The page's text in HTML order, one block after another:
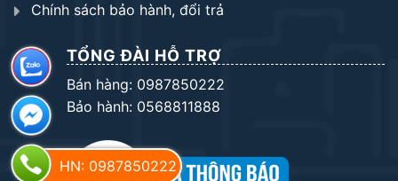
Chính sách bảo hành, đổi trả
TỔNG ĐÀI HỖ TRỢ
Bán hàng: 0987850222
Bảo hành: 0568811888
HN: 0987850222